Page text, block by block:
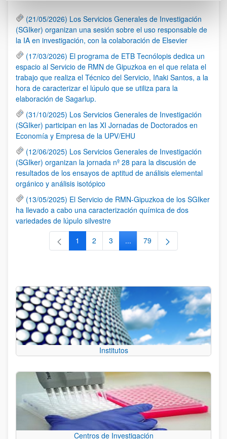
(21/05/2026) Los Servicios Generales de Investigación
(SGIker) organizan una sesión sobre el uso responsable de
la IA en investigación, con la colaboración de Elsevier
(17/03/2026) El programa de ETB Tecnólopis dedica un
espacio al Servicio de RMN de Gipuzkoa en el que relata el
trabajo que realiza el Técnico del Servicio, Iñaki Santos, a la
hora de caracterizar el lúpulo que se utiliza para la
elaboración de Sagarlup.
(31/10/2025) Los Servicios Generales de Investigación
(SGIker) participan en las XI Jornadas de Doctorados en
Economía y Empresa de la UPV/EHU
(12/06/2025) Los Servicios Generales de Investigación
(SGIker) organizan la jornada nº 28 para la discusión de
resultados de los ensayos de aptitud de análisis elemental
orgánico y análisis isotópico
(13/05/2025) El Servicio de RMN-Gipuzkoa de los SGIker
ha llevado a cabo una caracterización química de dos
variedades de lúpulo silvestre
Página
1 Página
2 Página
3 ...Páginas intermedias Use TAB
Página
79
Institutos
Centros de Investigación